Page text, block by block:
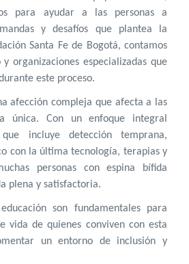
para ayudar a las personas a
y desafíos que plantea la
Santa Fe de Bogotá, contamos
organizaciones especializadas que
este proceso.
afección compleja que afecta a las
única. Con un enfoque integral
incluye detección temprana,
con la última tecnología, terapias y
personas con espina bífida
plena y satisfactoria.
son fundamentales para
vida de quienes conviven con esta
un entorno de inclusión y